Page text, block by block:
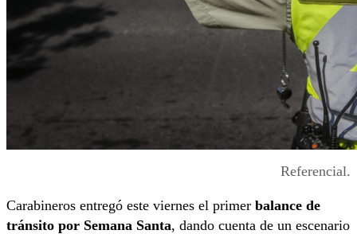
Referencial.
Carabineros entregó este viernes el primer balance de
tránsito por Semana Santa, dando cuenta de un escenario